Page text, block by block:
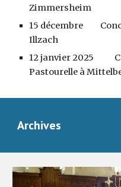
Zimmersheim
15 décembre
Illzach
12 janvier 2025
Pastourelle à
Archives